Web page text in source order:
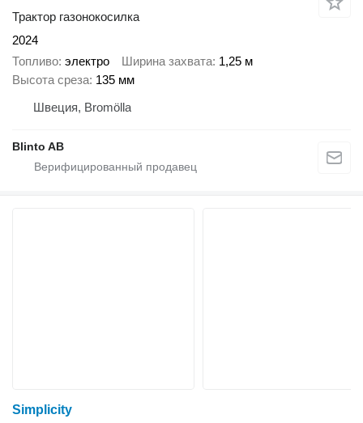
Трактор газонокосилка
2024
Топливо электро Ширина захвата 1,25 м
Высота среза 135 мм
Швеция, Bromölla
Blinto AB
Simplicity